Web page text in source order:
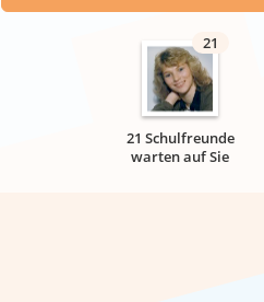
21
21 Schulfreunde
warten auf Sie